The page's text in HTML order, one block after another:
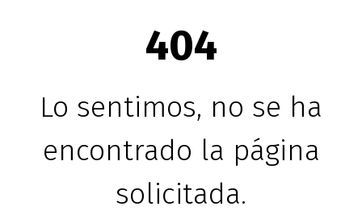
404
Lo sentimos, no se ha
encontrado la página
solicitada.